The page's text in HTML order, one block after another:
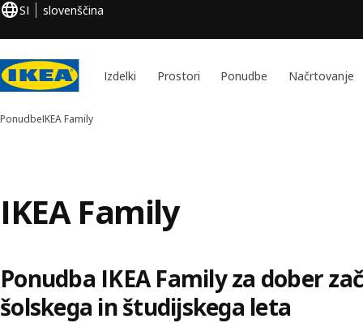
SI slovenščina
Izdelki Prostori Ponudbe Načrtovanje
PonudbeIKEA Family
IKEA Family
Ponudba IKEA Family za dober
šolskega in študijskega leta